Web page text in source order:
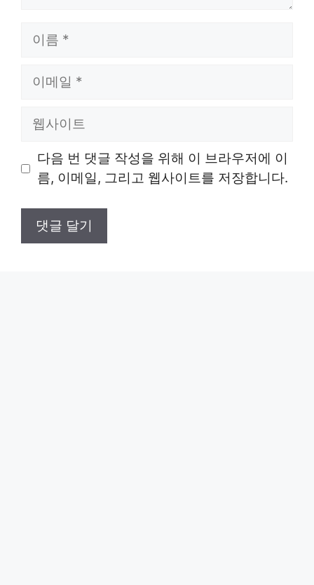
트
다음 번 댓글 작성을 위해 이 브라우저에 이
름, 이메일, 그리고 웹사이트를 저장합니다.